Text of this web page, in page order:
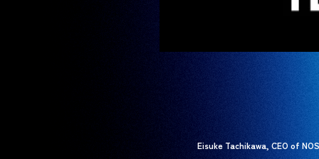
Eisuke Tachikawa, CEO of